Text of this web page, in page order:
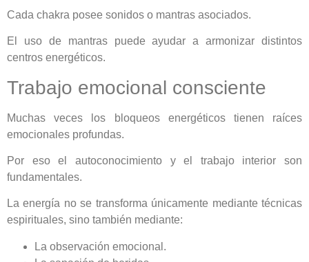
Cada chakra posee sonidos o mantras asociados.
El uso de mantras puede ayudar a armonizar distintos
centros energéticos.
Trabajo emocional consciente
Muchas veces los bloqueos energéticos tienen raíces
emocionales profundas.
Por eso el autoconocimiento y el trabajo interior son
fundamentales.
La energía no se transforma únicamente mediante técnicas
espirituales, sino también mediante:
La observación emocional.